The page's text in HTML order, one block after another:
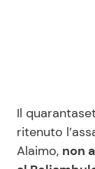
Il
ritenuto
Alaimo, non